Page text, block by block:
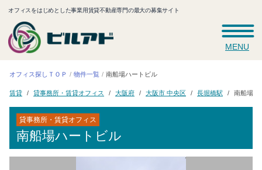
オフィスをはじめとした事業用賃貸不動産専門の最大の募集サイト
MENU
オフィス探しＴＯＰ 物件一覧 南船場ハートビル
賃貸 貸事務所・賃貸オフィス 大阪府 大阪市 中央区 長堀橋駅 南船場ハ
貸事務所・賃貸オフィス
南船場ハートビル